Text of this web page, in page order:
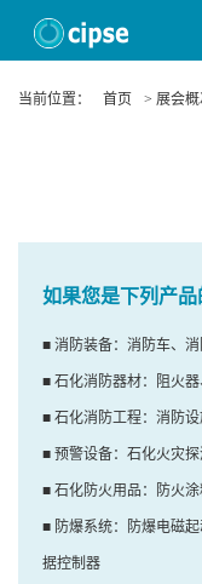
当前位置：
首页 > 展会
如果您是下列产
■ 消防装备：消防车、
■ 石化消防器材：阻火
■ 石化消防工程：消防
■ 预警设备：石化火灾
■ 石化防火用品：防火
■ 防爆系统：防爆电磁
据控制器